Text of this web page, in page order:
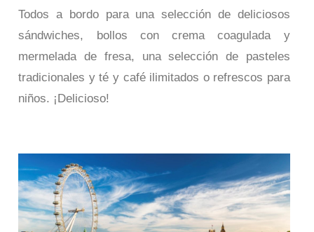
Todos a bordo para una selección de deliciosos
sándwiches, bollos con crema coagulada y
mermelada de fresa, una selección de pasteles
tradicionales y té y café ilimitados o refrescos para
niños. ¡Delicioso!